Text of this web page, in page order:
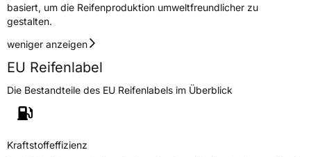
basiert, um die Reifenproduktion umweltfreundlicher zu
gestalten.
weniger anzeigen
EU Reifenlabel
Die Bestandteile des EU Reifenlabels im Überblick
Kraftstoffeffizienz